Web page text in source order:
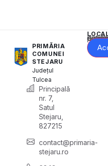
PRIMĂRIA
COMUNEI
STEJARU
Județul
Tulcea
Principală
nr. 7,
Satul
Stejaru,
827215
contact@primaria-
stejaru.ro
Acest conținut este blocat până când acceptați categoria corespunzătoare de cookie-uri.